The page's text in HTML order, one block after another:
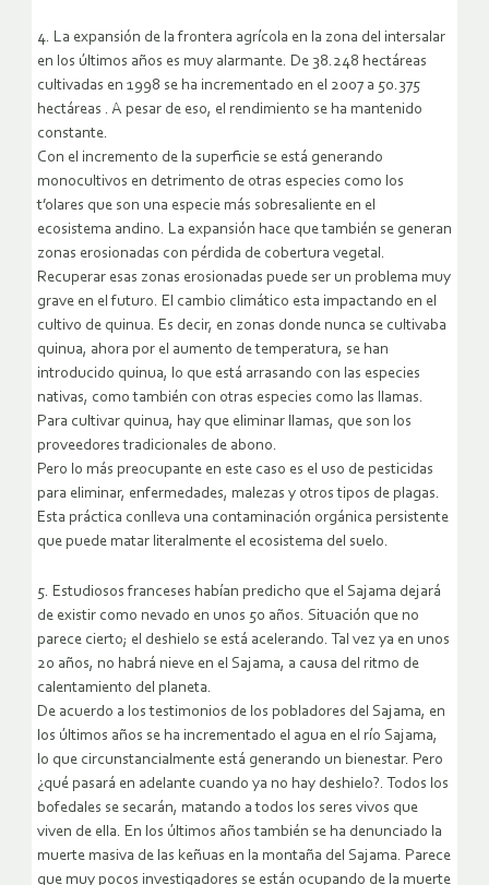
4. La expansión de la frontera agrícola en la zona del intersalar
en los últimos años es muy alarmante. De 38.248 hectáreas
cultivadas en 1998 se ha incrementado en el 2007 a 50.375
hectáreas . A pesar de eso, el rendimiento se ha mantenido
constante.
Con el incremento de la superficie se está generando
monocultivos en detrimento de otras especies como los
t’olares que son una especie más sobresaliente en el
ecosistema andino. La expansión hace que también se generan
zonas erosionadas con pérdida de cobertura vegetal.
Recuperar esas zonas erosionadas puede ser un problema muy
grave en el futuro. El cambio climático esta impactando en el
cultivo de quinua. Es decir, en zonas donde nunca se cultivaba
quinua, ahora por el aumento de temperatura, se han
introducido quinua, lo que está arrasando con las especies
nativas, como también con otras especies como las llamas.
Para cultivar quinua, hay que eliminar llamas, que son los
proveedores tradicionales de abono.
Pero lo más preocupante en este caso es el uso de pesticidas
para eliminar, enfermedades, malezas y otros tipos de plagas.
Esta práctica conlleva una contaminación orgánica persistente
que puede matar literalmente el ecosistema del suelo.
5. Estudiosos franceses habían predicho que el Sajama dejará
de existir como nevado en unos 50 años. Situación que no
parece cierto; el deshielo se está acelerando. Tal vez ya en unos
20 años, no habrá nieve en el Sajama, a causa del ritmo de
calentamiento del planeta.
De acuerdo a los testimonios de los pobladores del Sajama, en
los últimos años se ha incrementado el agua en el río Sajama,
lo que circunstancialmente está generando un bienestar. Pero
¿qué pasará en adelante cuando ya no hay deshielo?. Todos los
bofedales se secarán, matando a todos los seres vivos que
viven de ella. En los últimos años también se ha denunciado la
muerte masiva de las keñuas en la montaña del Sajama. Parece
que muy pocos investigadores se están ocupando de la muerte